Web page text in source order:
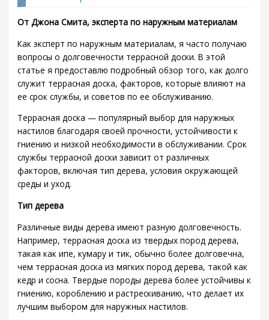
От Джона Смита, эксперта по наружным материалам
Как эксперт по наружным материалам, я часто получаю
вопросы о долговечности террасной доски. В этой
статье я предоставлю подробный обзор того, как долго
служит террасная доска, факторов, которые влияют на
ее срок службы, и советов по ее обслуживанию.
Террасная доска — популярный выбор для наружных
настилов благодаря своей прочности, устойчивости к
гниению и низкой необходимости в обслуживании. Срок
службы террасной доски зависит от различных
факторов, включая тип дерева, условия окружающей
среды и уход.
Тип дерева
Различные виды дерева имеют разную долговечность.
Например, террасная доска из твердых пород дерева,
такая как ипе, кумару и тик, обычно более долговечна,
чем террасная доска из мягких пород дерева, такой как
кедр и сосна. Твердые породы дерева более устойчивы к
гниению, короблению и растрескиванию, что делает их
лучшим выбором для наружных настилов.